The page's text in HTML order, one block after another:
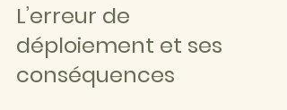
L’erreur de
déploiement et ses
conséquences